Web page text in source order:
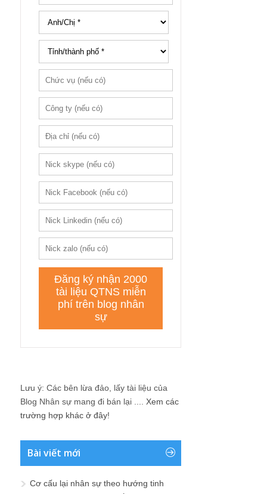
Lưu ý: Các bên lừa đảo, lấy tài liệu của
Blog Nhân sự mang đi bán lại .... Xem các
trường hợp khác ở đây!
Bài viết mới
Cơ cấu lại nhân sự theo hướng tinh